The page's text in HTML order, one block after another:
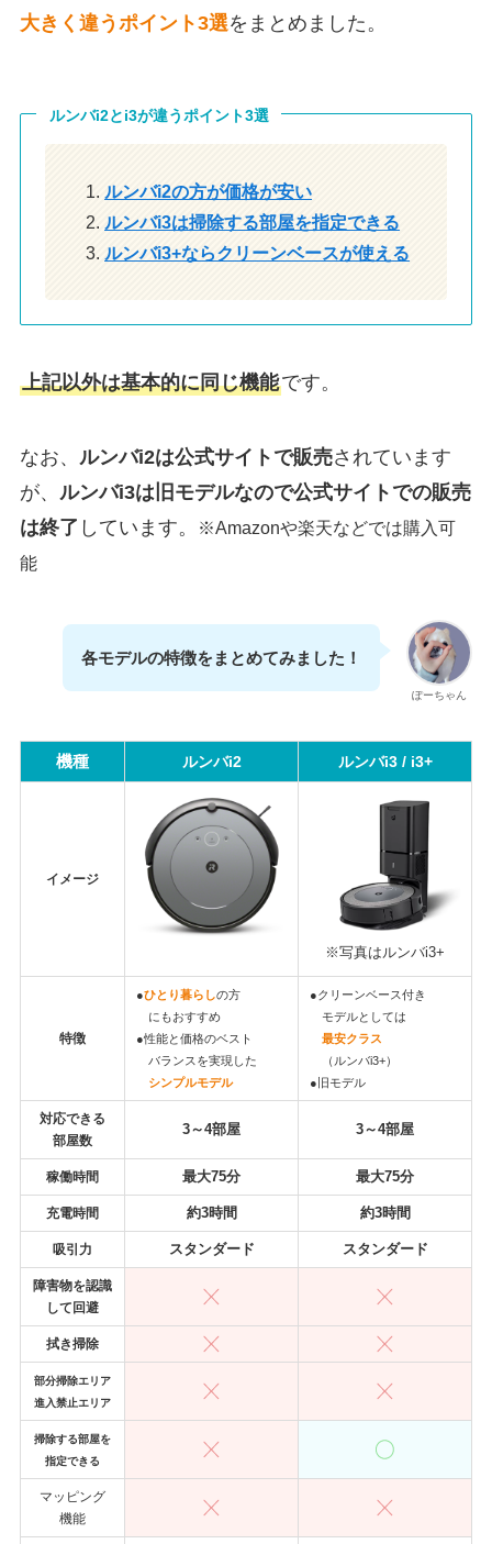
大きく違うポイント3選をまとめました。
ルンバi2とi3が違うポイント3選
ルンバi2の方が価格が安い
ルンバi3は掃除する部屋を指定できる
ルンバi3+ならクリーンベースが使える
上記以外は基本的に同じ機能です。
なお、 ルンバi2は公式サイトで販売されています
が、 ルンバi3は旧モデルなので公式サイトでの販売
は終了 しています。
※Amazonや楽天などでは購入可
能
ぽーちゃん
各モデルの特徴をまとめてみました！
機種 ルンバi2 ルンバi3 / i3+
イメージ
※写真はルンバi3+
特徴
●ひとり暮らしの方
にもおすすめ
●性能と価格のベスト
バランスを実現した
シンプルモデル
●クリーンベース付き
モデルとしては
最安クラス
（ルンバi3+）
●旧モデル
対応できる
部屋数
3～4部屋 3～4部屋
稼働時間 最大75分 最大75分
充電時間 約3時間 約3時間
吸引力 スタンダード スタンダード
障害物を認識
して回避
拭き掃除
部分掃除エリア
進入禁止エリア
掃除する部屋を
指定できる
マッピング
機能